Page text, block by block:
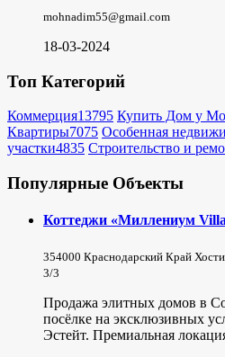
mohnadim55@gmail.com
18-03-2024
Топ Категорий
Коммерция13795 Купить Дом у
Квартиры7075 Особенная
участки4835 Строительство и
Популярные Объекты
Коттеджи «Миллениум
354000 Краснодарский Край
3/3
Продажа элитных домов в
посёлке на эксклюзивных
Эстейт. Премиальная